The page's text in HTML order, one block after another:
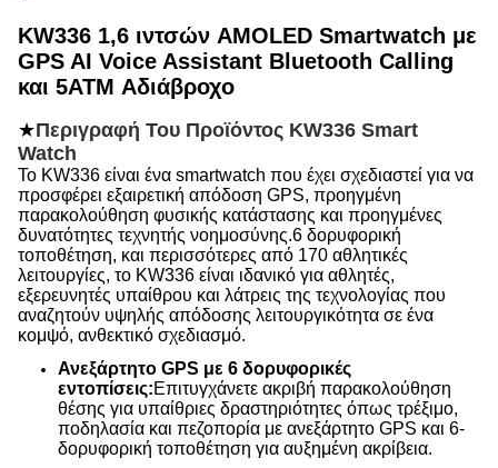
KW336 1,6 ιντσών AMOLED Smartwatch με
GPS AI Voice Assistant Bluetooth Calling
και 5ATM Αδιάβροχο
★Περιγραφή Του Προϊόντος KW336 Smart
Watch
Το KW336 είναι ένα smartwatch που έχει σχεδιαστεί για να
προσφέρει εξαιρετική απόδοση GPS, προηγμένη
παρακολούθηση φυσικής κατάστασης και προηγμένες
δυνατότητες τεχνητής νοημοσύνης.6 δορυφορική
τοποθέτηση, και περισσότερες από 170 αθλητικές
λειτουργίες, το KW336 είναι ιδανικό για αθλητές,
εξερευνητές υπαίθρου και λάτρεις της τεχνολογίας που
αναζητούν υψηλής απόδοσης λειτουργικότητα σε ένα
κομψό, ανθεκτικό σχεδιασμό.
Ανεξάρτητο GPS με 6 δορυφορικές
εντοπίσεις:Επιτυγχάνετε ακριβή παρακολούθηση
θέσης για υπαίθριες δραστηριότητες όπως τρέξιμο,
ποδηλασία και πεζοπορία με ανεξάρτητο GPS και 6-
δορυφορική τοποθέτηση για αυξημένη ακρίβεια.